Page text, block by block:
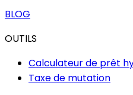
BLOG
OUTILS
Calculateur de prêt
Taxe de mutation